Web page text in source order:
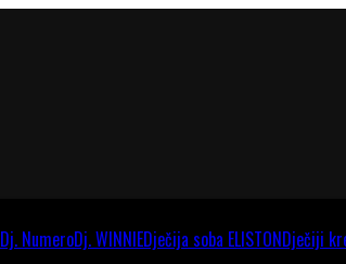
Dj. NumeroDj. WINNIEDječija soba ELISTONDječiji